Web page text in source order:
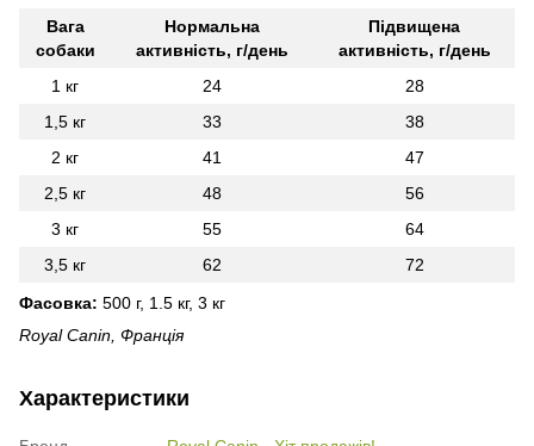
Вага
собаки
Нормальна
активність, г/день
Підвищена
активність, г/день
1 кг
24
28
1,5 кг
33
38
2 кг
41
47
2,5 кг
48
56
3 кг
55
64
3,5 кг
62
72
Фасовка: 500 г, 1.5 кг, 3 кг
Royal Canin, Франція
Характеристики